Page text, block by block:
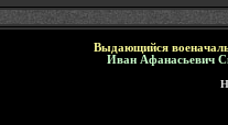
Выдающийся
Иван Афанасьевич